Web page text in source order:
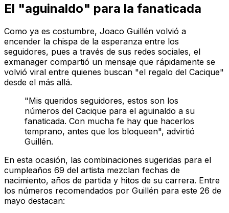
El "aguinaldo" para la fanaticada
Como ya es costumbre, Joaco Guillén volvió a
encender la chispa de la esperanza entre los
seguidores, pues a través de sus redes sociales, el
exmanager compartió un mensaje que rápidamente se
volvió viral entre quienes buscan "el regalo del Cacique"
desde el más allá.
"Mis queridos seguidores, estos son los
números del Cacique para el aguinaldo a su
fanaticada. Con mucha fe hay que hacerlos
temprano, antes que los bloqueen", advirtió
Guillén.
En esta ocasión, las combinaciones sugeridas para el
cumpleaños 69 del artista mezclan fechas de
nacimiento, años de partida y hitos de su carrera. Entre
los números recomendados por Guillén para este 26 de
mayo destacan: